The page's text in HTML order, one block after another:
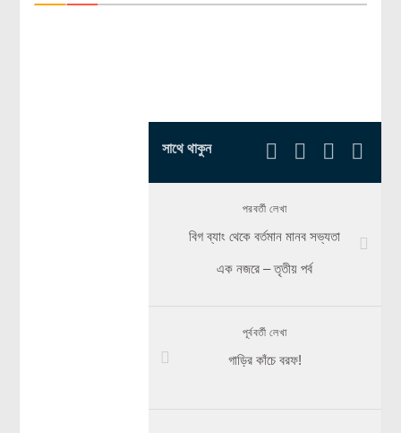
সাথে থাকুন
পরবর্তী লেখা
বিগ ব্যাং থেকে বর্তমান মানব সভ্যতা
এক নজরে – তৃতীয় পর্ব
পূর্ববর্তী লেখা
গাড়ির কাঁচে বরফ!